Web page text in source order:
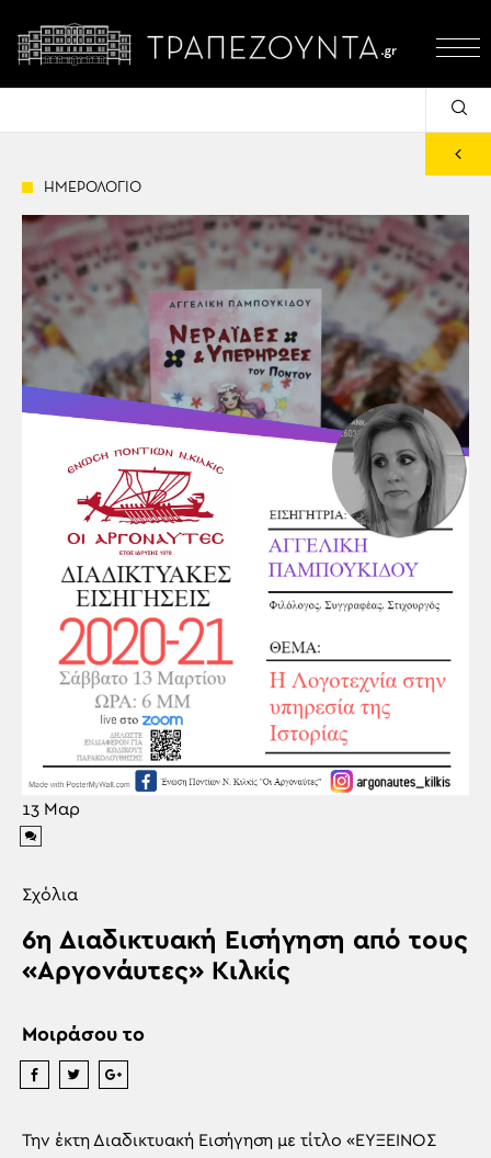
ΗΜΕΡΟΛΟΓΙΟ
13 Μαρ
Σχόλια
6η Διαδικτυακή Εισήγηση από τους
«Αργονάυτες» Κιλκίς
Μοιράσου το
Την έκτη Διαδικτυακή Εισήγηση με τίτλο «ΕΥΞΕΙΝΟΣ